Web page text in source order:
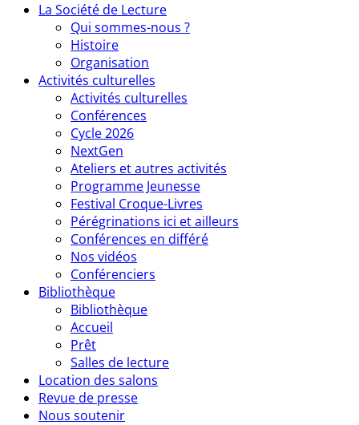
La Société de Lecture
Qui sommes-nous ?
Histoire
Organisation
Activités culturelles
Activités culturelles
Conférences
Cycle 2026
NextGen
Ateliers et autres activités
Programme Jeunesse
Festival Croque-Livres
Pérégrinations ici et ailleurs
Conférences en différé
Nos vidéos
Conférenciers
Bibliothèque
Bibliothèque
Accueil
Prêt
Salles de lecture
Location des salons
Revue de presse
Nous soutenir